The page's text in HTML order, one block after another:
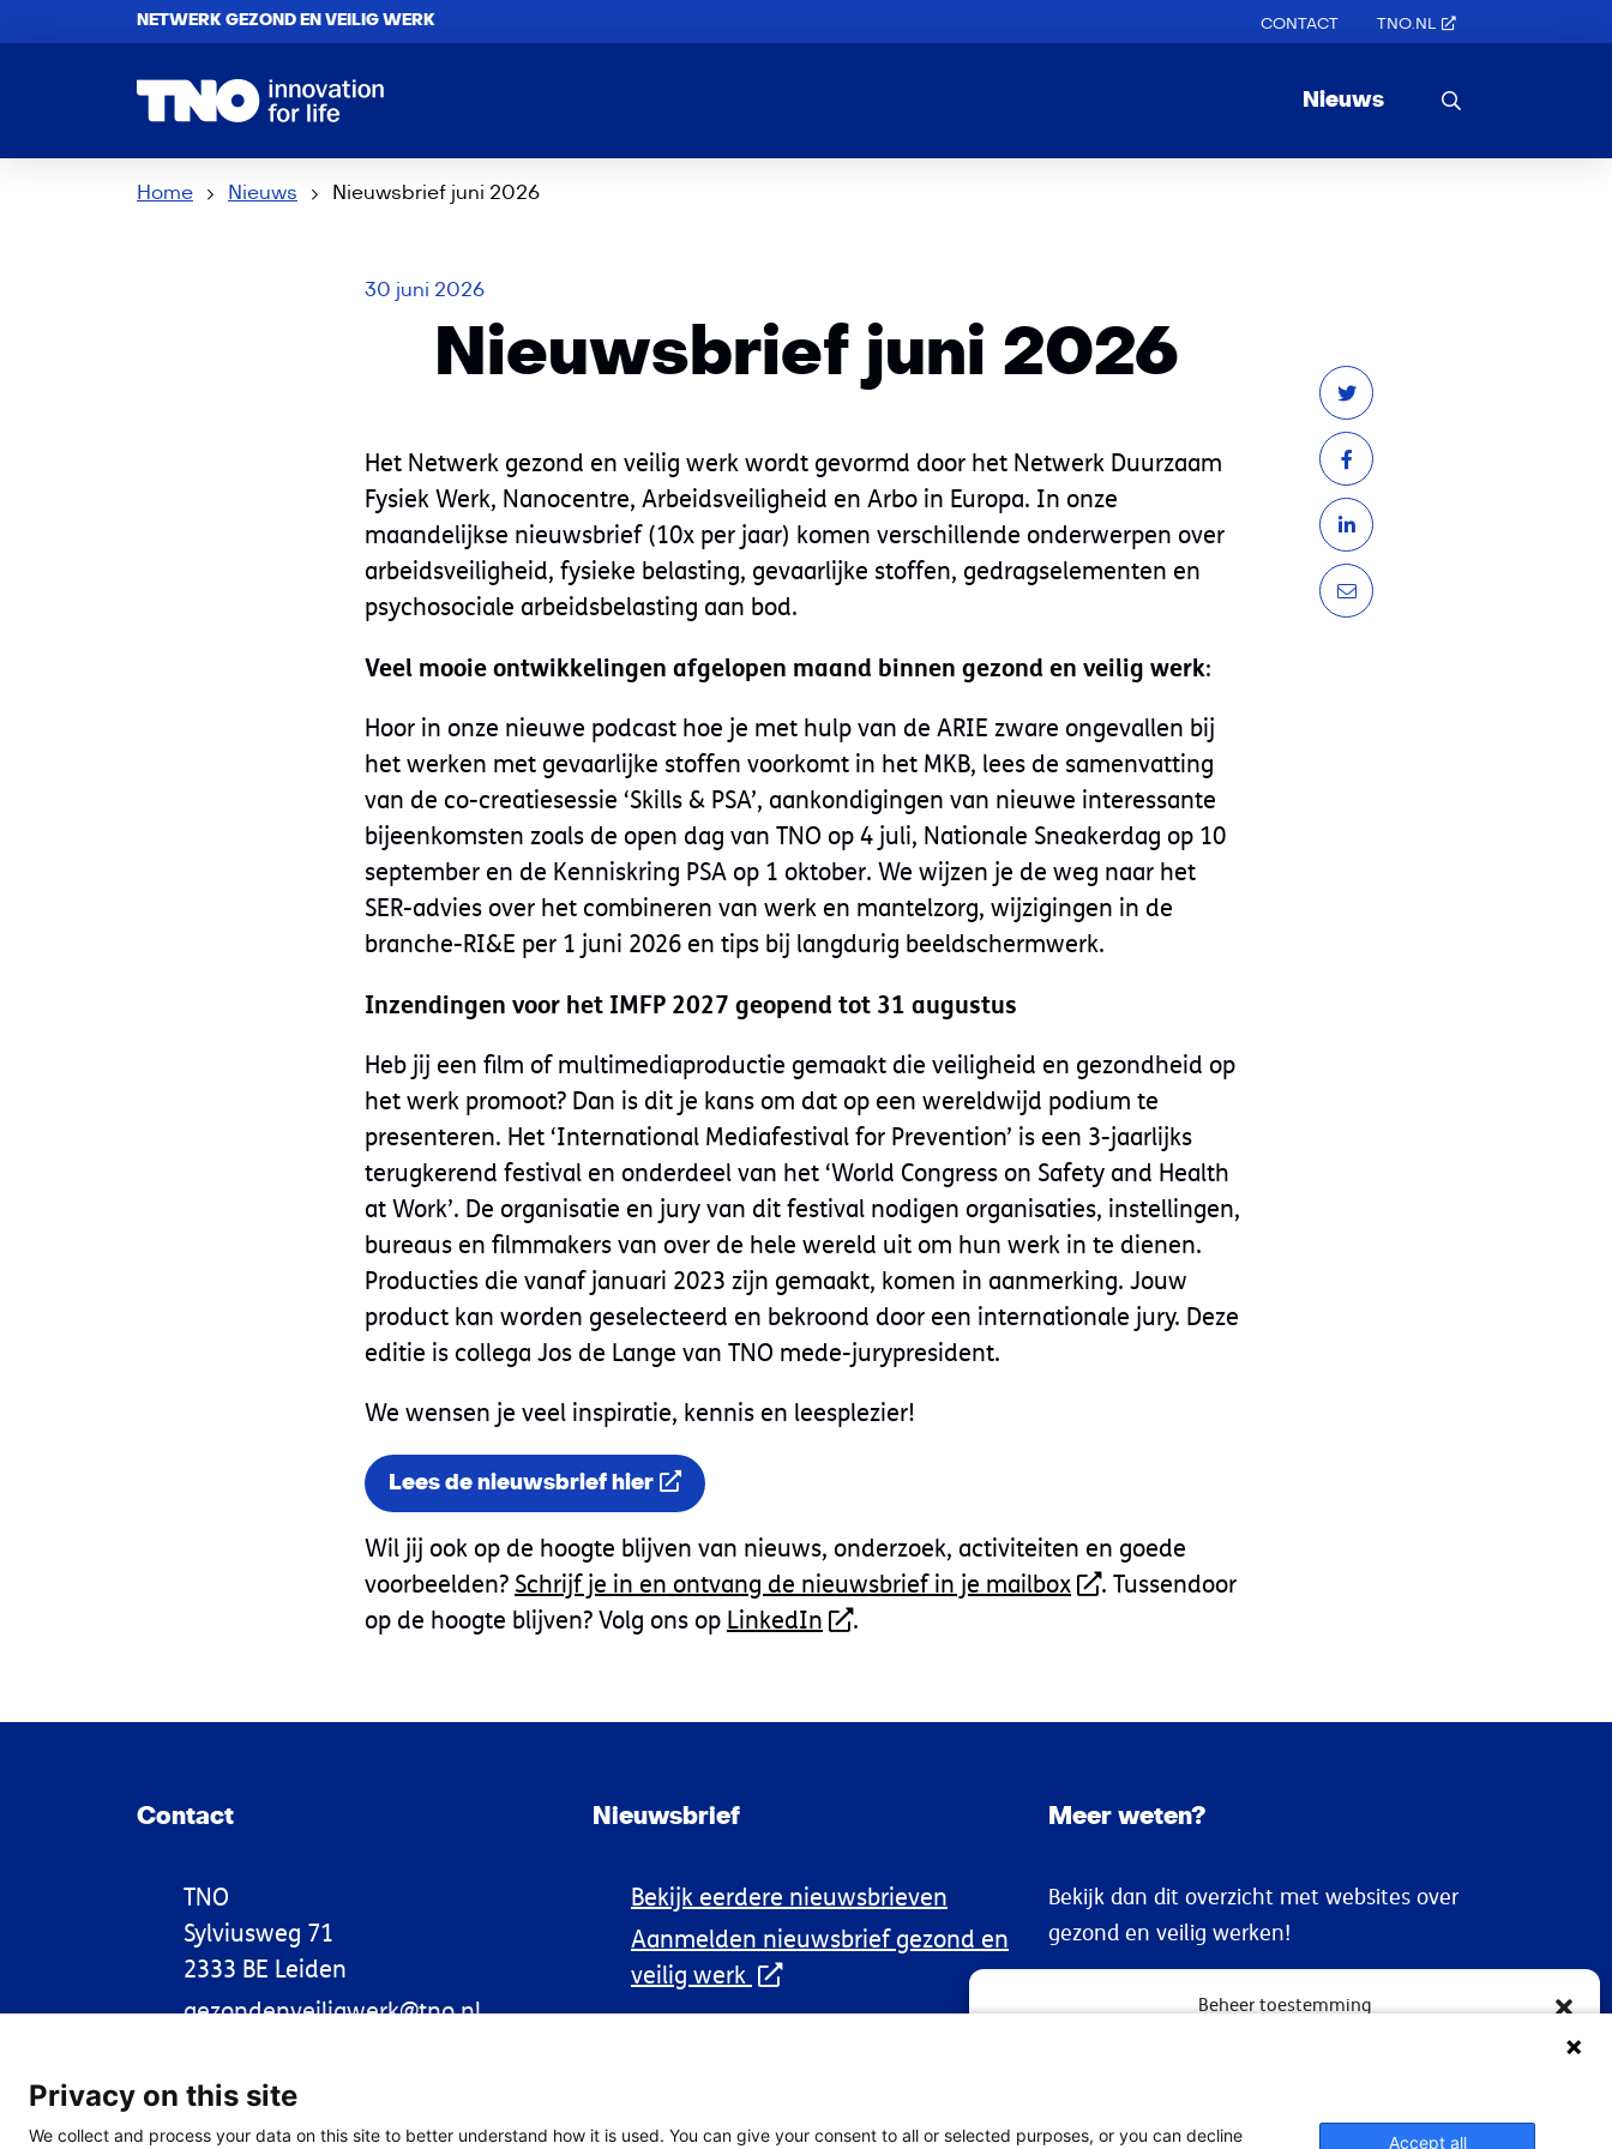
Beheer toestemming
verwerken. Als je geen toestemming geeft of uw toestemming intrekt, kan dit een
nadelige invloed hebben op bepaalde functies en mogelijkheden.
NETWERK GEZOND EN VEILIG WERK CONTACT TNO.NL
Nieuws
Home Nieuws Nieuwsbrief juni 2026
Nieuwsbrief juni 2026
30 juni 2026
Het Netwerk gezond en veilig werk wordt gevormd door het Netwerk Duurzaam
Fysiek Werk, Nanocentre, Arbeidsveiligheid en Arbo in Europa. In onze
maandelijkse nieuwsbrief (10x per jaar) komen verschillende onderwerpen over
arbeidsveiligheid, fysieke belasting, gevaarlijke stoffen, gedragselementen en
psychosociale arbeidsbelasting aan bod.
Veel mooie ontwikkelingen afgelopen maand binnen gezond en veilig werk:
Hoor in onze nieuwe podcast hoe je met hulp van de ARIE zware ongevallen bij
het werken met gevaarlijke stoffen voorkomt in het MKB, lees de samenvatting
van de co-creatiesessie ‘Skills & PSA’, aankondigingen van nieuwe interessante
bijeenkomsten zoals de open dag van TNO op 4 juli, Nationale Sneakerdag op 10
september en de Kenniskring PSA op 1 oktober. We wijzen je de weg naar het
SER-advies over het combineren van werk en mantelzorg, wijzigingen in de
branche-RI&E per 1 juni 2026 en tips bij langdurig beeldschermwerk.
Inzendingen voor het IMFP 2027 geopend tot 31 augustus
Heb jij een film of multimediaproductie gemaakt die veiligheid en gezondheid op
het werk promoot? Dan is dit je kans om dat op een wereldwijd podium te
presenteren. Het ‘International Mediafestival for Prevention’ is een 3-jaarlijks
terugkerend festival en onderdeel van het ‘World Congress on Safety and Health
at Work’. De organisatie en jury van dit festival nodigen organisaties, instellingen,
bureaus en filmmakers van over de hele wereld uit om hun werk in te dienen.
Producties die vanaf januari 2023 zijn gemaakt, komen in aanmerking. Jouw
product kan worden geselecteerd en bekroond door een internationale jury. Deze
editie is collega Jos de Lange van TNO mede-jurypresident.
We wensen je veel inspiratie, kennis en leesplezier!
Lees de nieuwsbrief hier
Wil jij ook op de hoogte blijven van nieuws, onderzoek, activiteiten en goede
voorbeelden? Schrijf je in en ontvang de nieuwsbrief in je mailbox
. Tussendoor
op de hoogte blijven? Volg ons op LinkedIn .
Contact
TNO
Sylviusweg 71
2333 BE Leiden
gezondenveiligwerk@tno.nl
LinkedIn
Nieuwsbrief
Bekijk eerdere nieuwsbrieven
Aanmelden nieuwsbrief gezond en
veilig werk
Meer weten?
Bekijk dan dit overzicht met websites over
gezond en veilig werken!
Gezond en veilig werken
Privacy on this site
We collect and process your data on this site to better understand how it is used. You can give your consent to all or selected purposes, or you can decline
Accept all